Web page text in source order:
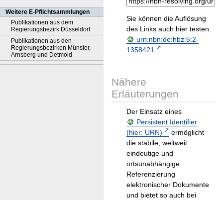
Weitere E-Pflichtsammlungen
Publikationen aus dem
Regierungsbezirk Düsseldorf
Publikationen aus den
Regierungsbezirken Münster,
Arnsberg und Detmold
Sie können die Auflösung
des Links auch hier testen:
urn:nbn:de:hbz:5:2-
1358421
Nähere
Erläuterungen
Der Einsatz eines
Persistent Identifier
(hier: URN)
ermöglicht
die stabile, weltweit
eindeutige und
ortsunabhängige
Referenzierung
elektronischer Dokumente
und bietet so auch bei